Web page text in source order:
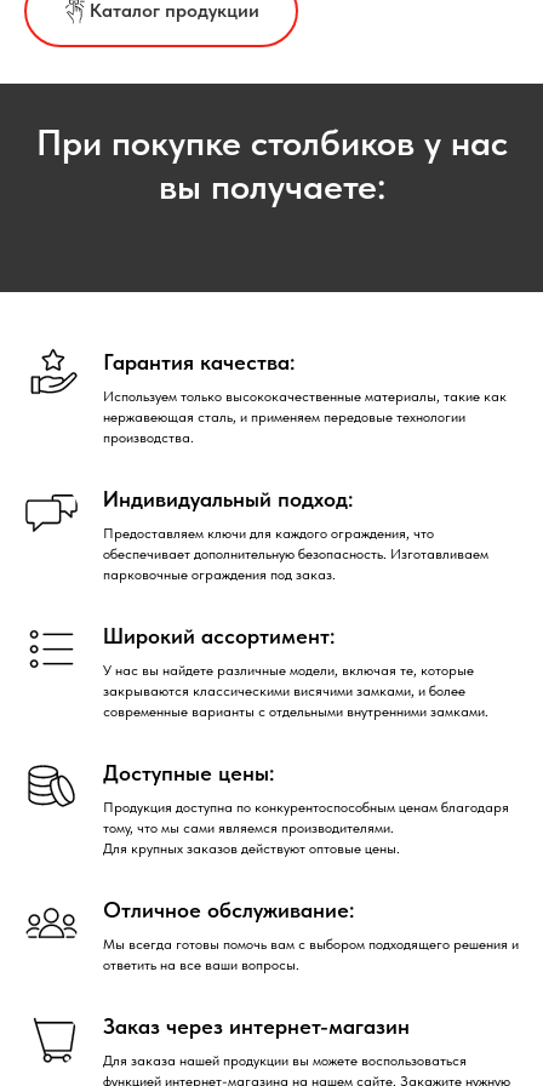
Каталог продукции
При покупке столбиков у нас
вы получаете:
Гарантия качества:
Используем только высококачественные материалы, такие как
нержавеющая сталь, и применяем передовые технологии
производства.
Индивидуальный подход:
Предоставляем ключи для каждого ограждения, что
обеспечивает дополнительную безопасность. Изготавливаем
парковочные ограждения под заказ.
Широкий ассортимент:
У нас вы найдете различные модели, включая те, которые
закрываются классическими висячими замками, и более
современные варианты с отдельными внутренними замками.
Доступные цены:
Продукция доступна по конкурентоспособным ценам благодаря
тому, что мы сами являемся производителями.
Для крупных заказов действуют оптовые цены.
Отличное обслуживание:
Мы всегда готовы помочь вам с выбором подходящего решения и
ответить на все ваши вопросы.
Заказ через интернет-магазин
Для заказа нашей продукции вы можете воспользоваться
функцией интернет-магазина на нашем сайте. Закажите нужную